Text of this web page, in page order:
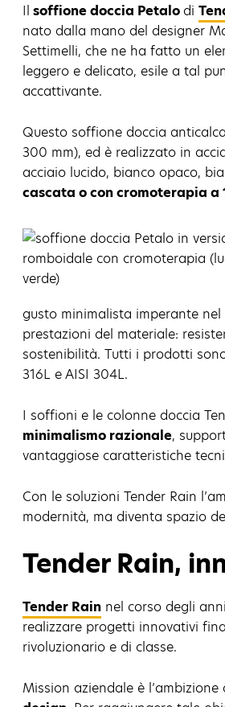
Il soffione doccia Petalodi
nato dalla mano del designer
Settimelli, che ne ha fatto un
leggero e delicato, esile a tal
accattivante.
Questo soffione doccia
300 mm), ed è realizzato in
acciaio lucido, bianco opaco,
cascata o con cromoterapia a
gusto minimalista imperante
prestazioni del materiale:
sostenibilità. Tutti i prodotti
316L e AISI 304L.
I soffioni e le colonne doccia
minimalismo razionale,
vantaggiose caratteristiche
Con le soluzioni Tender Rain
modernità, ma diventa spazio
Tender Rain,
Tender Rain nel corso degli
realizzare progetti innovativi
rivoluzionario e di classe.
Mission aziendale è l’ambizione